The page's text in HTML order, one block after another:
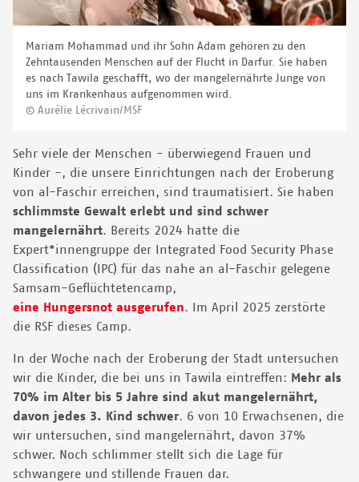
Mariam Mohammad und ihr Sohn Adam gehören zu den
Zehntausenden Menschen auf der Flucht in Darfur. Sie haben
es nach Tawila geschafft, wo der mangelernährte Junge von
uns im Krankenhaus aufgenommen wird.
© Aurélie Lécrivain/MSF
Sehr viele der Menschen - überwiegend Frauen und
Kinder -, die unsere Einrichtungen nach der Eroberung
von al-Faschir erreichen, sind traumatisiert. Sie haben
schlimmste Gewalt erlebt und sind schwer
mangelernährt. Bereits 2024 hatte die
Expert*innengruppe der Integrated Food Security Phase
Classification (IPC) für das nahe an al-Faschir gelegene
Samsam-Geflüchtetencamp,
eine Hungersnot ausgerufen. Im April 2025 zerstörte
die RSF dieses Camp.
In der Woche nach der Eroberung der Stadt untersuchen
wir die Kinder, die bei uns in Tawila eintreffen: Mehr als
70% im Alter bis 5 Jahre sind akut mangelernährt,
davon jedes 3. Kind schwer. 6 von 10 Erwachsenen, die
wir untersuchen, sind mangelernährt, davon 37%
schwer. Noch schlimmer stellt sich die Lage für
schwangere und stillende Frauen dar.